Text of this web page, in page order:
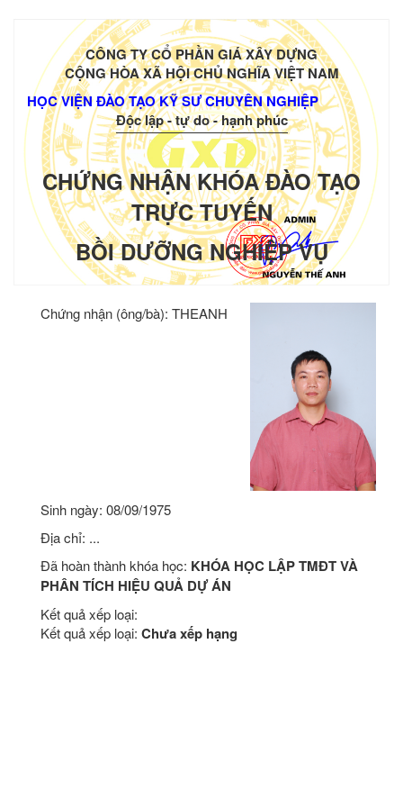
CÔNG TY CỔ PHẦN GIÁ XÂY DỰNG
CỘNG HÒA XÃ HỘI CHỦ NGHĨA VIỆT NAM
HỌC VIỆN ĐÀO TẠO KỸ SƯ CHUYÊN NGHIỆP
Độc lập - tự do - hạnh phúc
CHỨNG NHẬN KHÓA ĐÀO TẠO
TRỰC TUYẾN
BỒI DƯỠNG NGHIỆP VỤ
Chứng nhận (ông/bà): THEANH
Sinh ngày: 08/09/1975
Địa chỉ: ...
Đã hoàn thành khóa học: KHÓA HỌC LẬP TMĐT VÀ
PHÂN TÍCH HIỆU QUẢ DỰ ÁN
Kết quả xếp loại:
Kết quả xếp loại: Chưa xếp hạng